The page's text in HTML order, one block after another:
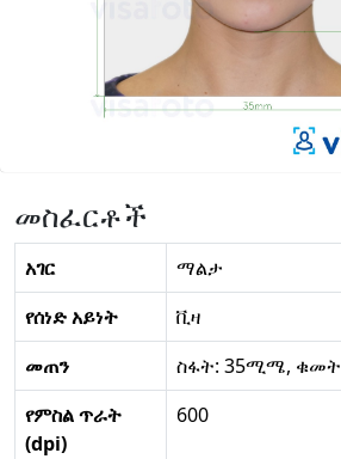
መስፈርቶች
አገር
ማልታ
የሰነድ አይነት
ቪዛ
መጠን
ስፋት: 35ሚሜ,
የምስል ጥራት
(dpi)
600